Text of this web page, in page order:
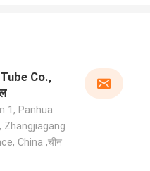
Co.,
1, Panhua
Zhangjiagang
China ,चीन